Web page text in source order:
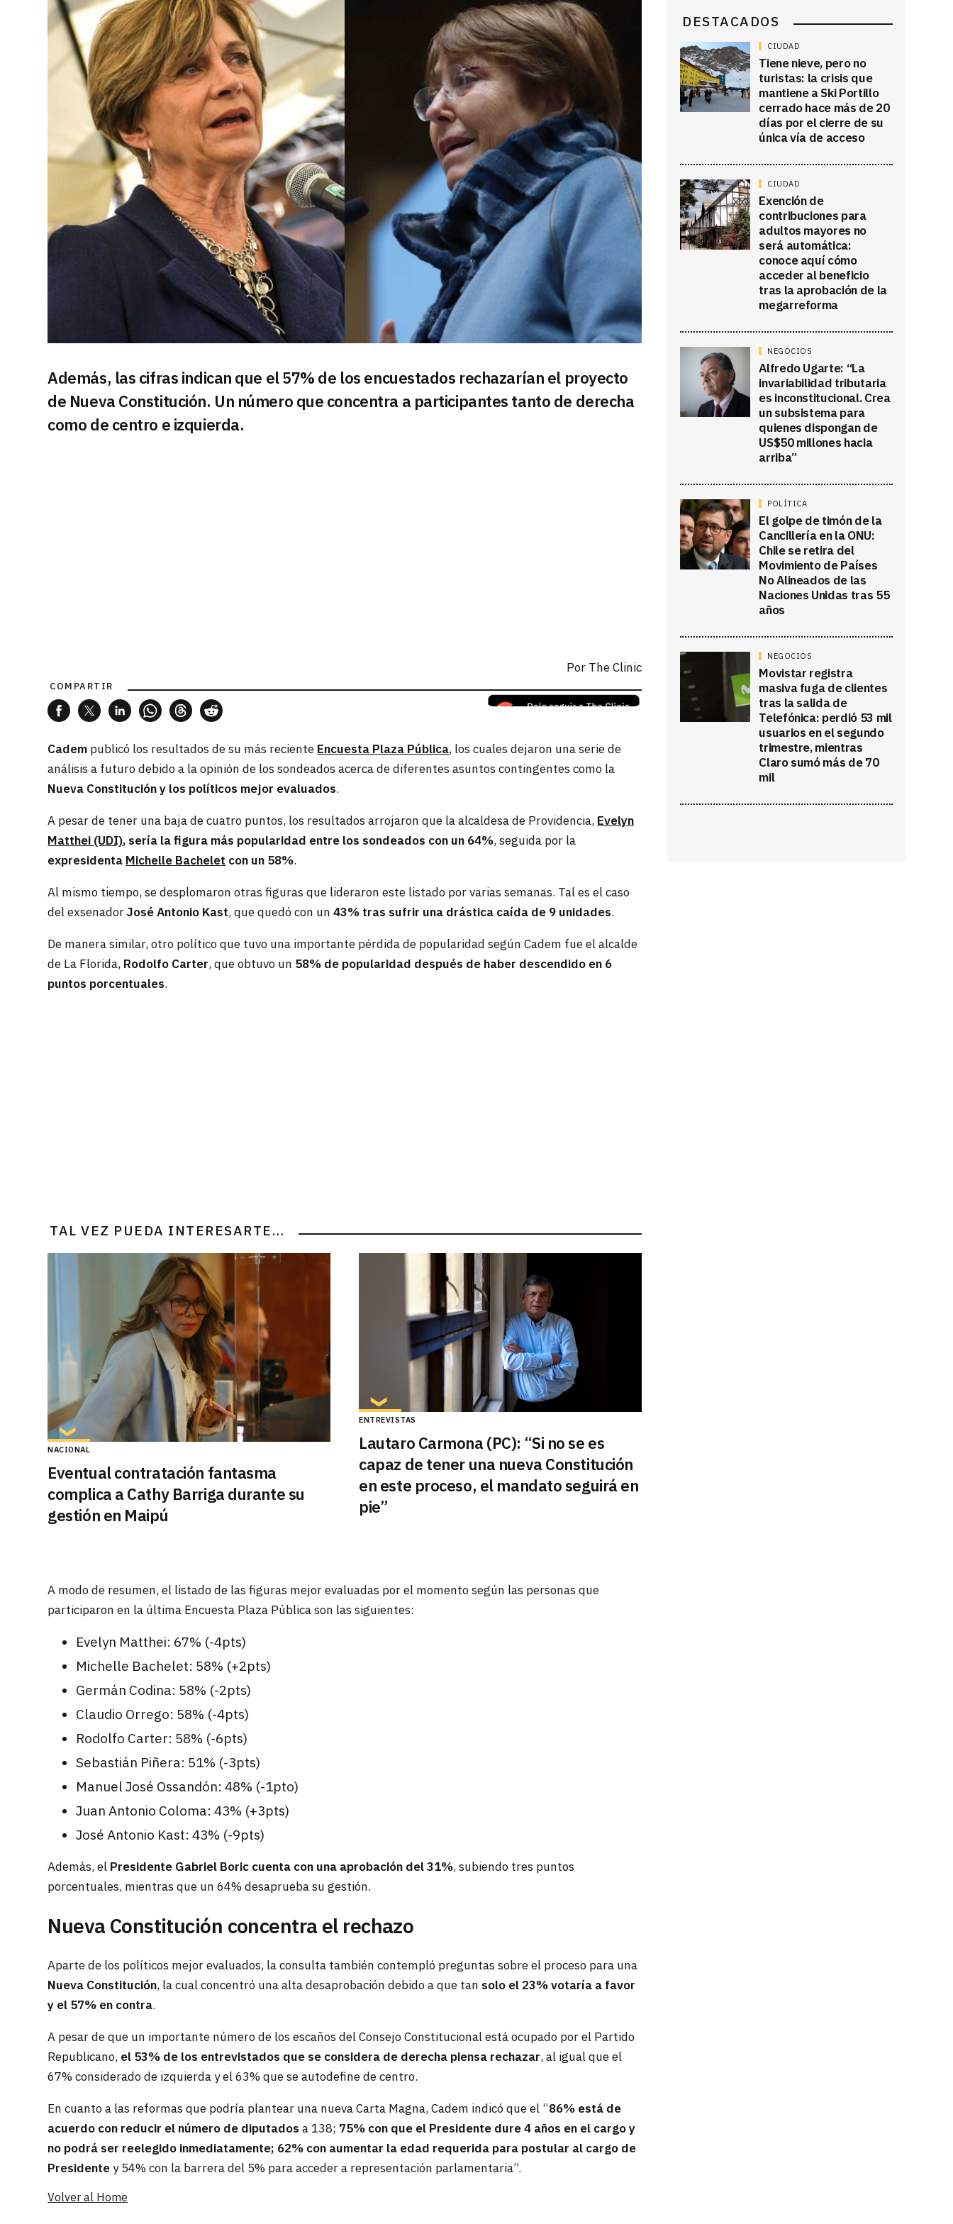
Además, las cifras indican que el 57% de los encuestados rechazarían el proyecto
de Nueva Constitución. Un número que concentra a participantes tanto de derecha
como de centro e izquierda.
Por The Clinic
COMPARTIR
Cadem publicó los resultados de su más reciente Encuesta Plaza Pública, los cuales dejaron una serie de
análisis a futuro debido a la opinión de los sondeados acerca de diferentes asuntos contingentes como la
Nueva Constitución y los políticos mejor evaluados.
A pesar de tener una baja de cuatro puntos, los resultados arrojaron que la alcaldesa de Providencia, Evelyn
Matthei (UDI), sería la figura más popularidad entre los sondeados con un 64%, seguida por la
expresidenta Michelle Bachelet con un 58%.
Al mismo tiempo, se desplomaron otras figuras que lideraron este listado por varias semanas. Tal es el caso
del exsenadorJosé Antonio Kast, que quedó con un43% tras sufrir una drástica caída de 9 unidades.
De manera similar, otro político que tuvo una importante pérdida de popularidad según Cadem fue el alcalde
de La Florida, Rodolfo Carter, que obtuvo un 58% de popularidad después de haber descendido en 6
puntos porcentuales.
TAL VEZ PUEDA INTERESARTE…
NACIONAL
Eventual contratación fantasma
complica a Cathy Barriga durante su
gestión en Maipú
ENTREVISTAS
Lautaro Carmona (PC): “Si no se es
capaz de tener una nueva Constitución
en este proceso, el mandato seguirá en
pie”
A modo de resumen, el listado de las figuras mejor evaluadas por el momento según las personas que
participaron en la última Encuesta Plaza Pública son las siguientes:
Evelyn Matthei: 67% (-4pts)
Michelle Bachelet: 58% (+2pts)
Germán Codina: 58% (-2pts)
Claudio Orrego: 58% (-4pts)
Rodolfo Carter: 58% (-6pts)
Sebastián Piñera: 51% (-3pts)
Manuel José Ossandón: 48% (-1pto)
Juan Antonio Coloma: 43% (+3pts)
José Antonio Kast: 43% (-9pts)
Además, el Presidente Gabriel Boric cuenta con una aprobación del 31%, subiendo tres puntos
porcentuales, mientras que un 64% desaprueba su gestión.
Nueva Constitución concentra el rechazo
Aparte de los políticos mejor evaluados, la consulta también contempló preguntas sobre el proceso para una
Nueva Constitución, la cual concentró una alta desaprobación debido a que tan solo el 23% votaría a favor
y el 57% en contra.
A pesar de que un importante número de los escaños del Consejo Constitucional está ocupado por el Partido
Republicano, el 53% de los entrevistados que se considera de derecha piensa rechazar, al igual que el
67% considerado de izquierda y el 63% que se autodefine de centro.
En cuanto a las reformas que podría plantear una nueva Carta Magna, Cadem indicó que el “86% está de
acuerdo con reducir el número de diputados a 138; 75% con que el Presidente dure 4 años en el cargo y
no podrá ser reelegido inmediatamente; 62% con aumentar la edad requerida para postular al cargo de
Presidente y 54% con la barrera del 5% para acceder a representación parlamentaria”.
Volver al Home
DESTACADOS
CIUDAD
Tiene nieve, pero no
turistas: la crisis que
mantiene a Ski Portillo
cerrado hace más de 20
días por el cierre de su
única vía de acceso
CIUDAD
Exención de
contribuciones para
adultos mayores no
será automática:
conoce aquí cómo
acceder al beneficio
tras la aprobación de la
megarreforma
NEGOCIOS
Alfredo Ugarte: “La
invariabilidad tributaria
es inconstitucional. Crea
un subsistema para
quienes dispongan de
US$50 millones hacia
arriba”
POLÍTICA
El golpe de timón de la
Cancillería en la ONU:
Chile se retira del
Movimiento de Países
No Alineados de las
Naciones Unidas tras 55
años
NEGOCIOS
Movistar registra
masiva fuga de clientes
tras la salida de
Telefónica: perdió 53 mil
usuarios en el segundo
trimestre, mientras
Claro sumó más de 70
mil